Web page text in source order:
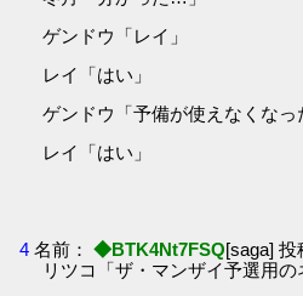
ゲンドウ「レイ」
レイ「はい」
ゲンドウ「予備が使えなくなっ
レイ「はい」
4 名前： ◆BTK4Nt7FSQ[saga] 投
リツコ「ザ・マンザイ予選用